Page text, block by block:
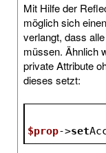
Mit Hilfe der
möglich sich
verlangt, dass
müssen. Ähnlich
private Attribute
dieses setzt:
$prop->set